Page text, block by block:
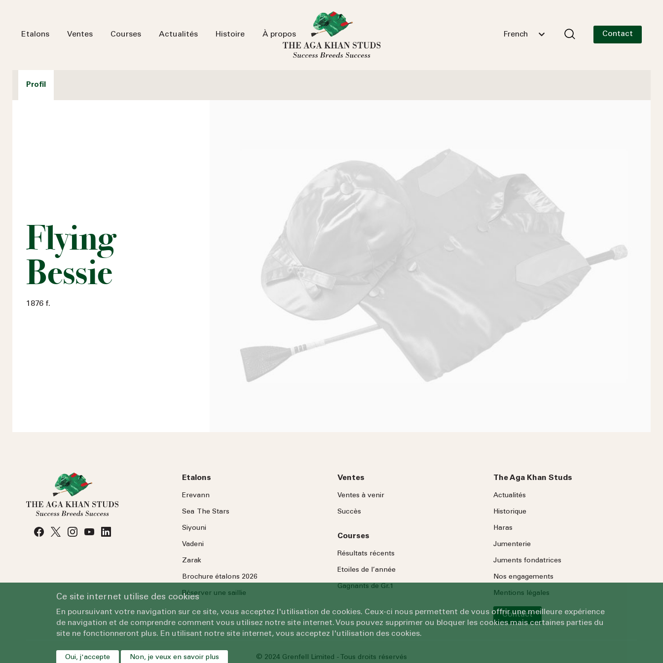
Etalons Ventes Courses Actualités Histoire À propos French Contact
Profil
Flying
Bessie
1876 f.
Etalons
Erevann
Sea TheStars
Siyouni
Vadeni
Zarak
Brochure étalons 2026
Réserver une saillie
Ventes
Ventes à venir
Succès
Courses
Résultats récents
Etoiles de l’année
Gagnants de Gr.1
The Aga Khan Studs
Actualités
Historique
Haras
Jumenterie
Juments fondatrices
Nos engagements
Mentions légales
Contact
© 2024 Grenfell Limited - Tous droits réservés
Ce site internet utilise des cookies
En poursuivant votre navigation sur ce site, vous acceptez l'utilisation de cookies. Ceux-ci nous permettent de vous offrir une meilleure expérience
de navigation et de comprendre comment vous utilisez notre site internet. Vous pouvez supprimer ou bloquer les cookies mais certaines parties du
site ne fonctionneront plus. En utilisant notre site internet, vous acceptez l'utilisation des cookies.
Oui, j'accepte Non, je veux en savoir plus